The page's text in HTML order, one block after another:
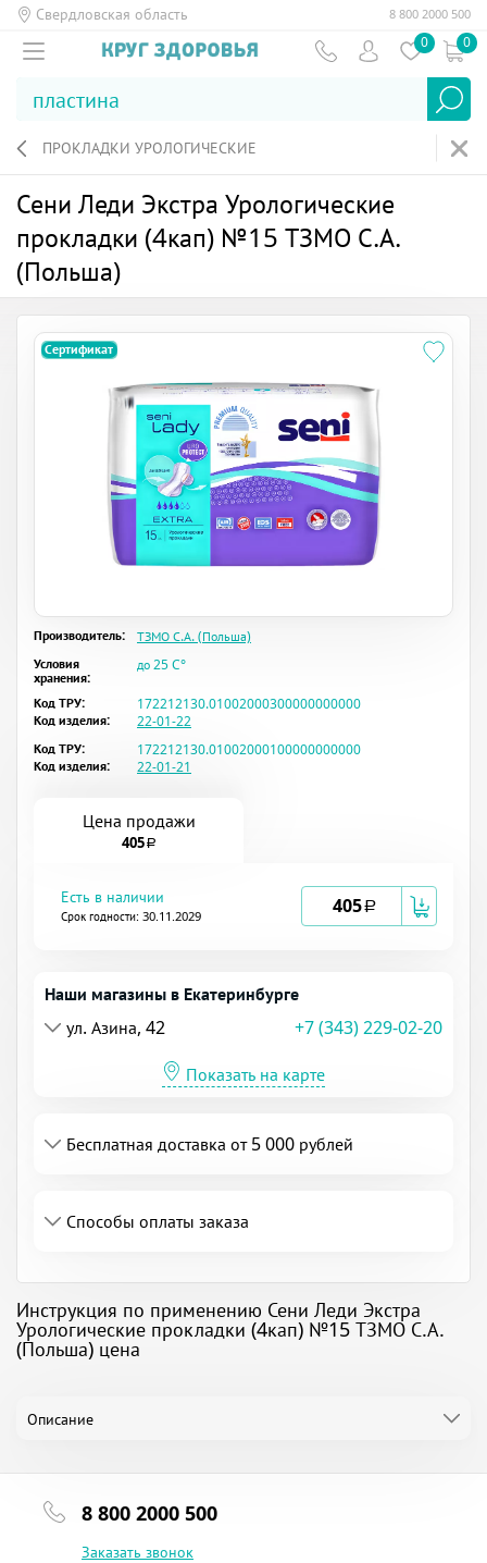
Свердловская область 8 800 2000 500
0 0
ПРОКЛАДКИ УРОЛОГИЧЕСКИЕ
Сени Леди Экстра Урологические
прокладки (4кап) №15 ТЗМО С.А.
(Польша)
Сертификат
Производитель:
ТЗМО С.А. (Польша)
Условия
хранения:
до 25 C°
Код ТРУ:
172212130.01002000300000000000
Код изделия:
22-01-22
Код ТРУ:
172212130.01002000100000000000
Код изделия:
22-01-21
Цена продажи
405a
Есть в наличии
Срок годности: 30.11.2029 405a
Наши магазины в Екатеринбурге
ул. Азина, 42
+7 (343) 229-02-20
Показать на карте
Бесплатная доставка от 5 000 рублей
Способы оплаты заказа
Инструкция по применению Сени Леди Экстра
Урологические прокладки (4кап) №15 ТЗМО С.А.
(Польша) цена
Описание
8 800 2000 500
Заказать звонок